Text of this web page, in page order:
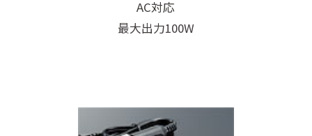
AC対応
最大出力100W